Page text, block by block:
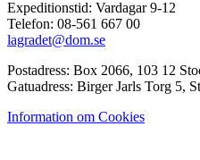
Expeditionstid: Vardagar 9-12
Telefon: 08-561 667 00
lagradet@dom.se
Postadress: Box 2066, 103 12
Gatuadress: Birger Jarls Torg 5,
Information om Cookies